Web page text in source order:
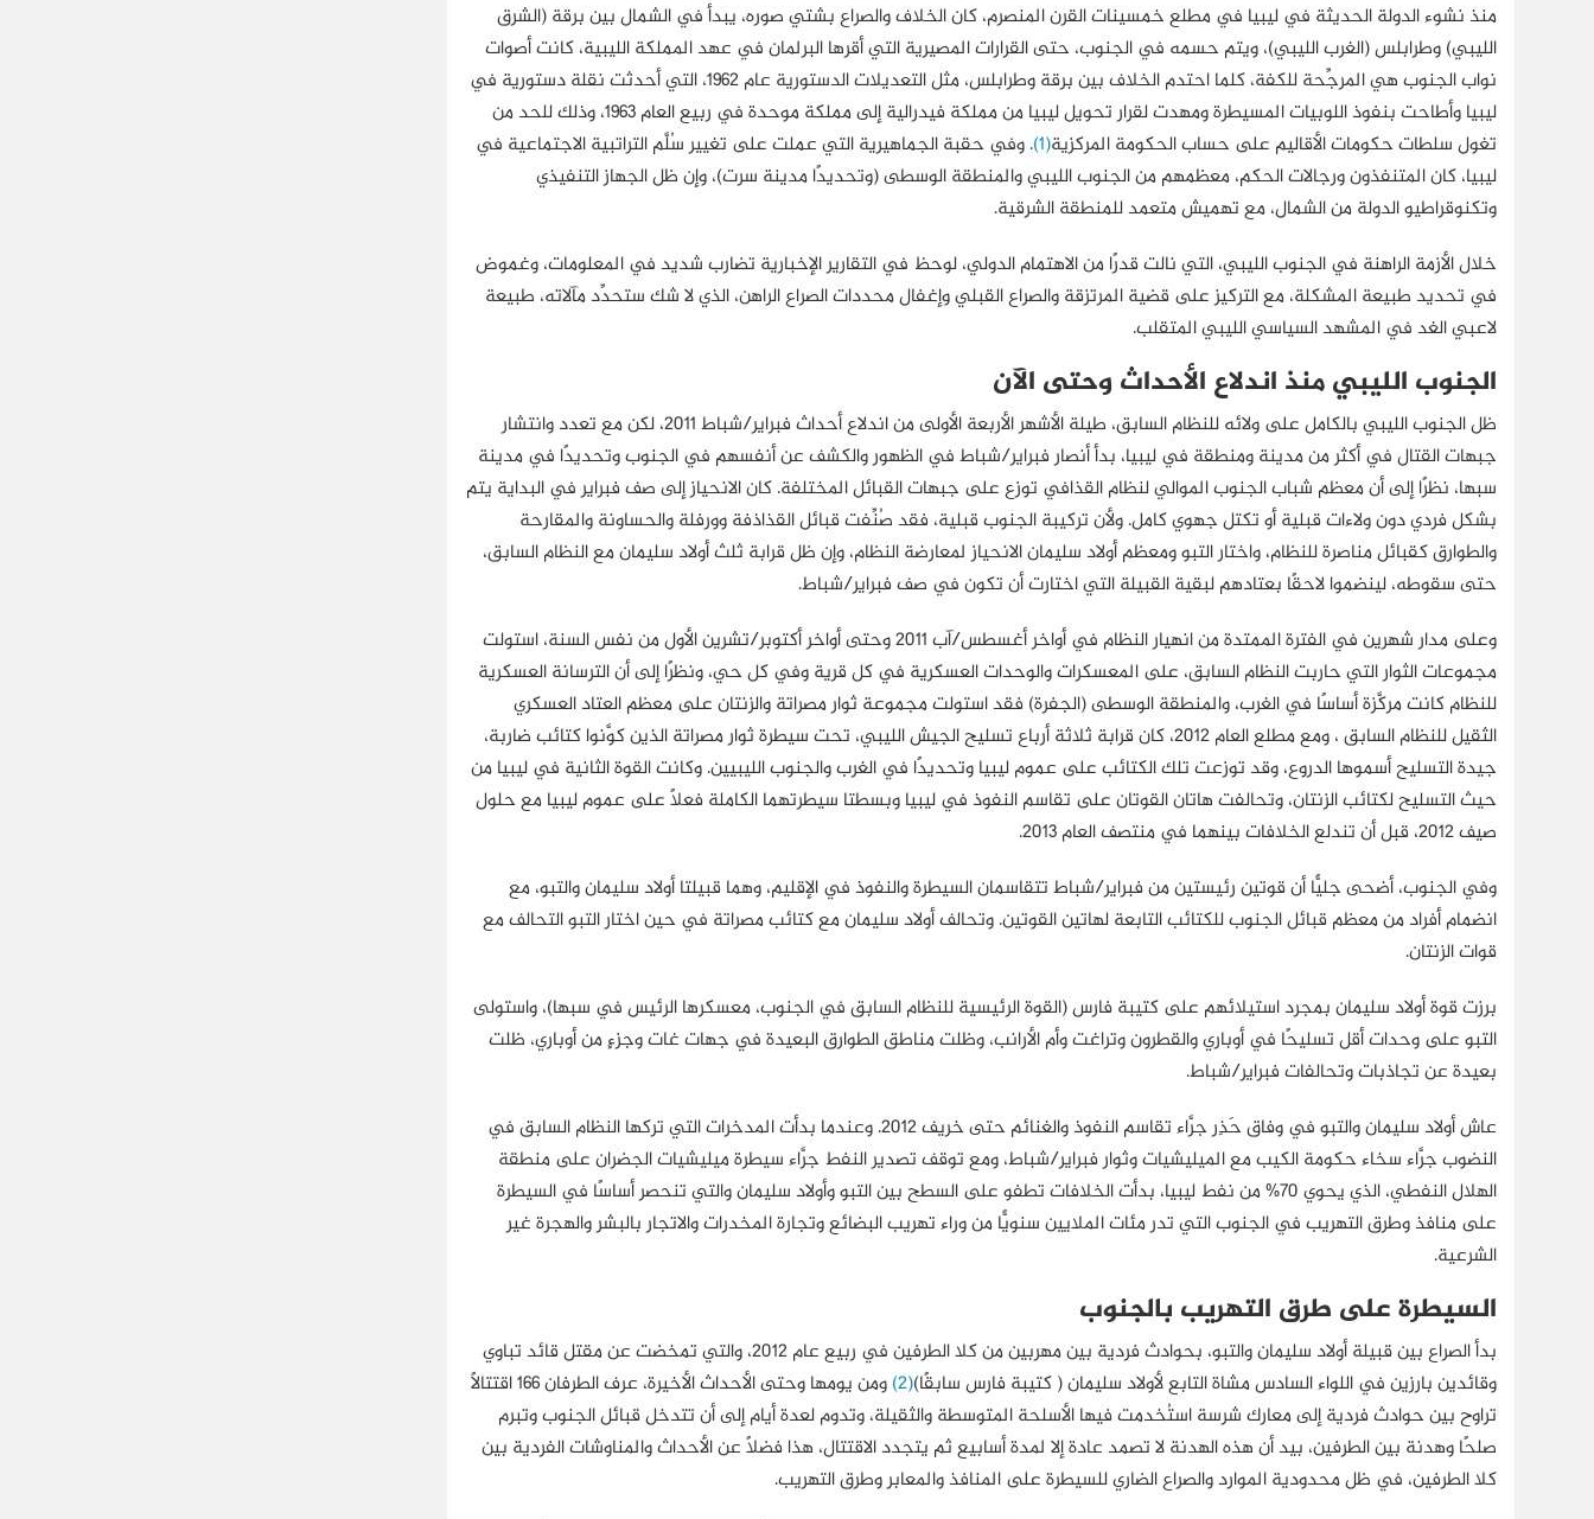
منذ نشوء الدولة الحديثة في ليبيا في مطلع خمسينات القرن المنصرم، كان الخلاف والصراع بشتي صوره، يبدأ في الشمال بين برقة (الشرق
الليبي) وطرابلس (الغرب الليبي)، ويتم حسمه في الجنوب، حتى القرارات المصيرية التي أقرها البرلمان في عهد المملكة الليبية، كانت أصوات
نواب الجنوب هي المرجِّحة للكفة، كلما احتدم الخلاف بين برقة وطرابلس، مثل التعديلات الدستورية عام 1962، التي أحدثت نقلة دستورية في
ليبيا وأطاحت بنفوذ اللوبيات المسيطرة ومهدت لقرار تحويل ليبيا من مملكة فيدرالية إلى مملكة موحدة في ربيع العام 1963، وذلك للحد من
تغول سلطات حكومات الأقاليم على حساب الحكومة المركزية(1) . وفي حقبة الجماهيرية التي عملت على تغيير سُلَّم التراتبية الاجتماعية في
ليبيا، كان المتنفذون ورجالات الحكم، معظمهم من الجنوب الليبي والمنطقة الوسطى (وتحديدًا مدينة سرت)، وإن ظل الجهاز التنفيذي
وتكنوقراطيو الدولة من الشمال، مع تهميش متعمد للمنطقة الشرقية.
خلال الأزمة الراهنة في الجنوب الليبي، التي نالت قدرًا من الاهتمام الدولي، لوحظ في التقارير الإخبارية تضارب شديد في المعلومات، وغموض
في تحديد طبيعة المشكلة، مع التركيز على قضية المرتزقة والصراع القبلي وإغفال محددات الصراع الراهن، الذي لا شك ستحدِّد مآلاته، طبيعة
لاعبي الغد في المشهد السياسي الليبي المتقلب.
الجنوب الليبي منذ اندلاع الأحداث وحتى الآن
ظل الجنوب الليبي بالكامل على ولائه للنظام السابق، طيلة الأشهر الأربعة الأولى من اندلاع أحداث فبراير/شباط 2011، لكن مع تعدد وانتشار
جبهات القتال في أكثر من مدينة ومنطقة في ليبيا، بدأ أنصار فبراير/شباط في الظهور والكشف عن أنفسهم في الجنوب وتحديدًا في مدينة
سبها، نظرًا إلى أن معظم شباب الجنوب الموالي لنظام القذافي توزع على جبهات القبائل المختلفة. كان الانحياز إلى صف فبراير في البداية يتم
بشكل فردي دون ولاءات قبلية أو تكتل جهوي كامل. ولأن تركيبة الجنوب قبلية، فقد صُنِّفت قبائل القذاذفة وورفلة والحساونة والمقارحة
والطوارق كقبائل مناصرة للنظام، واختار التبو ومعظم أولاد سليمان الانحياز لمعارضة النظام، وإن ظل قرابة ثلث أولاد سليمان مع النظام السابق،
حتى سقوطه، لينضموا لاحقًا بعتادهم لبقية القبيلة التي اختارت أن تكون في صف فبراير/شباط.
وعلى مدار شهرين في الفترة الممتدة من انهيار النظام في أواخر أغسطس/آب 2011 وحتى أواخر أكتوبر/تشرين الأول من نفس السنة، استولت
مجموعات الثوار التي حاربت النظام السابق، على المعسكرات والوحدات العسكرية في كل قرية وفي كل حي، ونظرًا إلى أن الترسانة العسكرية
للنظام كانت مركَّزة أساسًا في الغرب، والمنطقة الوسطى (الجفرة) فقد استولت مجموعة ثوار مصراتة والزنتان على معظم العتاد العسكري
الثقيل للنظام السابق ، ومع مطلع العام 2012، كان قرابة ثلاثة أرباع تسليح الجيش الليبي، تحت سيطرة ثوار مصراتة الذين كوَّنوا كتائب ضاربة،
جيدة التسليح أسموها الدروع، وقد توزعت تلك الكتائب على عموم ليبيا وتحديدًا في الغرب والجنوب الليبيين. وكانت القوة الثانية في ليبيا من
حيث التسليح لكتائب الزنتان، وتحالفت هاتان القوتان على تقاسم النفوذ في ليبيا وبسطتا سيطرتهما الكاملة فعلًا على عموم ليبيا مع حلول
صيف 2012، قبل أن تندلع الخلافات بينهما في منتصف العام 2013.
وفي الجنوب، أضحى جليًّا أن قوتين رئيستين من فبراير/شباط تتقاسمان السيطرة والنفوذ في الإقليم، وهما قبيلتا أولاد سليمان والتبو، مع
انضمام أفراد من معظم قبائل الجنوب للكتائب التابعة لهاتين القوتين. وتحالف أولاد سليمان مع كتائب مصراتة في حين اختار التبو التحالف مع
قوات الزنتان.
برزت قوة أولاد سليمان بمجرد استيلائهم على كتيبة فارس (القوة الرئيسية للنظام السابق في الجنوب، معسكرها الرئيس في سبها)، واستولى
التبو على وحدات أقل تسليحًا في أوباري والقطرون وتراغت وأم الأرانب، وظلت مناطق الطوارق البعيدة في جهات غات وجزءٍ من أوباري، ظلت
بعيدة عن تجاذبات وتحالفات فبراير/شباط.
عاش أولاد سليمان والتبو في وفاق حَذِر جرَّاء تقاسم النفوذ والغنائم حتى خريف 2012. وعندما بدأت المدخرات التي تركها النظام السابق في
النضوب جرَّاء سخاء حكومة الكيب مع الميليشيات وثوار فبراير/شباط، ومع توقف تصدير النفط جرَّاء سيطرة ميليشيات الجضران على منطقة
الهلال النفطي، الذي يحوي 70% من نفط ليبيا، بدأت الخلافات تطفو على السطح بين التبو وأولاد سليمان والتي تنحصر أساسًا في السيطرة
على منافذ وطرق التهريب في الجنوب التي تدر مئات الملايين سنويًّا من وراء تهريب البضائع وتجارة المخدرات والاتجار بالبشر والهجرة غير
الشرعية.
السيطرة على طرق التهريب بالجنوب
بدأ الصراع بين قبيلة أولاد سليمان والتبو، بحوادث فردية بين مهربين من كلا الطرفين في ربيع عام 2012، والتي تمخضت عن مقتل قائد تباوي
وقائدين بارزين في اللواء السادس مشاة التابع لأولاد سليمان ( كتيبة فارس سابقًا)(2)
ومن يومها وحتى الأحداث الأخيرة، عرف الطرفان 166 اقتتالًا
تراوح بين حوادث فردية إلى معارك شرسة استُخدمت فيها الأسلحة المتوسطة والثقيلة، وتدوم لعدة أيام إلى أن تتدخل قبائل الجنوب وتبرم
صلحًا وهدنة بين الطرفين، بيد أن هذه الهدنة لا تصمد عادة إلا لمدة أسابيع ثم يتجدد الاقتتال، هذا فضلًا عن الأحداث والمناوشات الفردية بين
كلا الطرفين، في ظل محدودية الموارد والصراع الضاري للسيطرة على المنافذ والمعابر وطرق التهريب.